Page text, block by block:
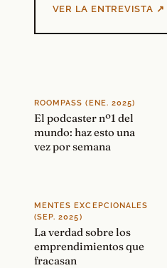
VER LA ENTREVISTA ↗
ROOMPASS (ENE. 2025)
El podcaster nº1 del
mundo: haz esto una
vez por semana
MENTES EXCEPCIONALES
(SEP. 2025)
La verdad sobre los
emprendimientos que
fracasan